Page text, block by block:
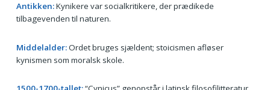
Antikken:Kynikere var socialkritikere, der prædikede
tilbagevenden til naturen.
Middelalder:Ordet bruges sjældent; stoicismen afløser
kynismen som moralsk skole.